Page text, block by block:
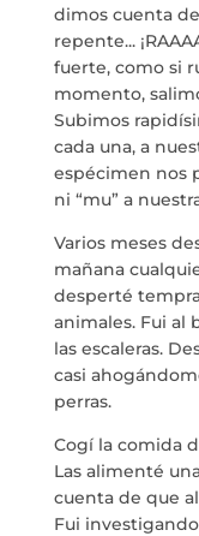
dimos cuenta
repente...
fuerte, como si
momento,
Subimos
cada una, a
espécimen nos
ni “mu” a
Varios meses
mañana
desperté
animales. Fui al
las escaleras.
casi
perras.
Cogí la comida
Las alimenté
cuenta de que
Fui